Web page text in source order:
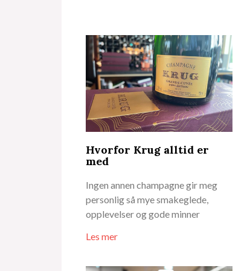
Hvorfor Krug alltid er
med
Ingen annen champagne gir meg
personlig så mye smakeglede,
opplevelser og gode minner
Les mer